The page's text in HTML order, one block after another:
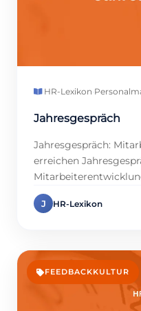
HR-Lexikon·
Jahresgespräch
Jahresgespräch:
erreichen
Motivation fördern.
zeigen, dass Firmen
Teams stark. Klingt
zeigen wir dir, wie du
meisterst, von
J HR-Lexikon
FEEDBACKKULTUR